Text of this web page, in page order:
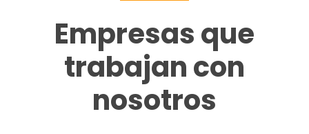
Empresas que
trabajan con
nosotros